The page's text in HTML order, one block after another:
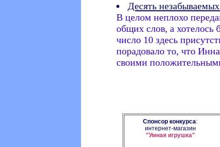
Десять
В целом неплохо
общих слов, а хотелось
число 10 здесь
порадовало то, что
своими
Спонсор конкурса:
интернет-магазин
"Умная игрушка"